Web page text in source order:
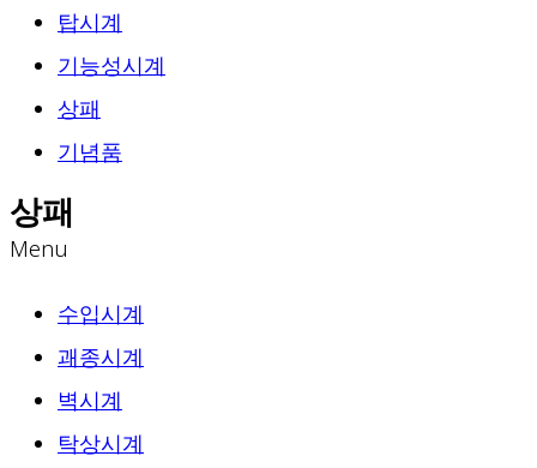
탑시계
기능성시계
상패
기념품
상패
Menu
수입시계
괘종시계
벽시계
탁상시계